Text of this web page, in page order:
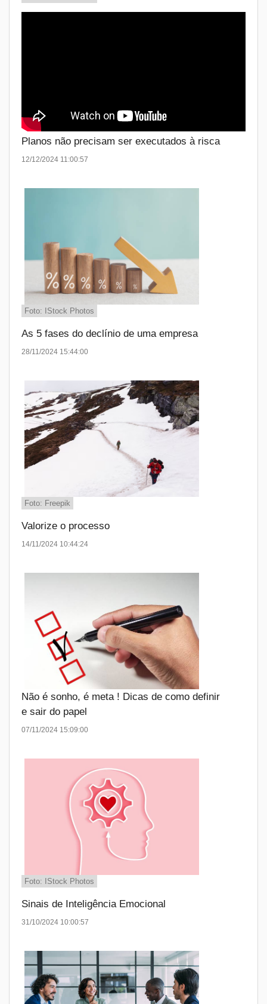
Planos não precisam ser executados à risca
12/12/2024 11:00:57
Foto: IStock Photos
As 5 fases do declínio de uma empresa
28/11/2024 15:44:00
Foto: Freepik
Valorize o processo
14/11/2024 10:44:24
Não é sonho, é meta ! Dicas de como definir
e sair do papel
07/11/2024 15:09:00
Foto: IStock Photos
Sinais de Inteligência Emocional
31/10/2024 10:00:57